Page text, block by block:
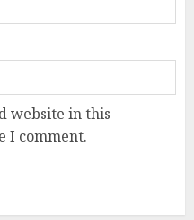
website in this
I comment.